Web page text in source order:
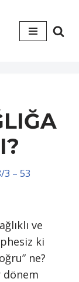
3 – 53
ve
ki
ne?
dönem